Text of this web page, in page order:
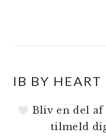
IB BY
Bliv en del
tilmeld